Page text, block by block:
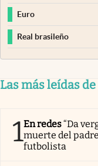
Euro
Real brasileño
Las más leídas
1En redes“Da
muerte del
futbolista